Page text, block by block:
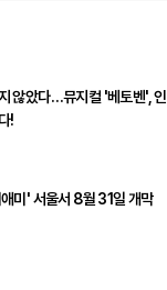
않았다…뮤지컬 '베토벤', 인
!
미' 서울서 8월 31일 개막